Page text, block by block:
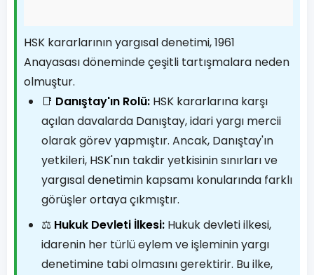
HSK kararlarının yargısal denetimi, 1961
Anayasası döneminde çeşitli tartışmalara neden
olmuştur.
📑 Danıştay'ın Rolü: HSK kararlarına karşı
açılan davalarda Danıştay, idari yargı mercii
olarak görev yapmıştır. Ancak, Danıştay'ın
yetkileri, HSK'nın takdir yetkisinin sınırları ve
yargısal denetimin kapsamı konularında farklı
görüşler ortaya çıkmıştır.
⚖️ Hukuk Devleti İlkesi: Hukuk devleti ilkesi,
idarenin her türlü eylem ve işleminin yargı
denetimine tabi olmasını gerektirir. Bu ilke,